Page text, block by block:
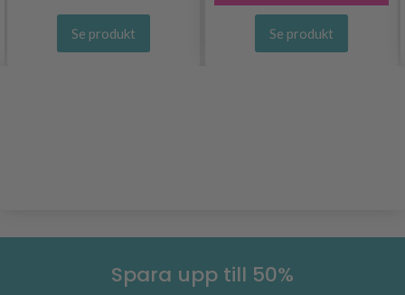
Se produkt Se produkt
Spara upp till 50%